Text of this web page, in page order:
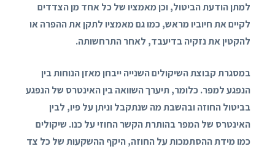
למתן הודעת הביטול, וכן מאמציו של כל אחד מן הצדדים
לקיים את חיוביו מראש, כמו גם מאמציו לתקן את ההפרה או
להקטין את נזקיה בדיעבד, לאחר התרחשותה.
במסגרת קבוצת השיקולים השנייה ייבחן מאזן הנוחות בין
הנפגע למפר. כלומר, תיערך השוואה בין האינטרס של הנפגע
בביטול החוזה ובהשבת מה שנתקבל וניתן על פיו, לבין
האינטרס של המפר בהותרת הקשר החוזי על כנו. שיקולים
כמו מידת ההסתמכות על החוזה, היקף ההשקעות של כל צד